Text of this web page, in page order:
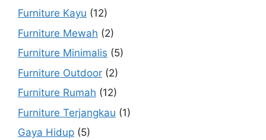
Furniture Kayu (12)
Furniture Mewah (2)
Furniture Minimalis (5)
Furniture Outdoor (2)
Furniture Rumah (12)
Furniture Terjangkau (1)
Gaya Hidup (5)